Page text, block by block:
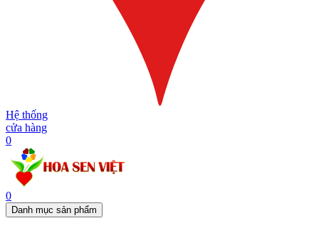
Hệ thống
cửa hàng
0
0
Danh mục sản phẩm